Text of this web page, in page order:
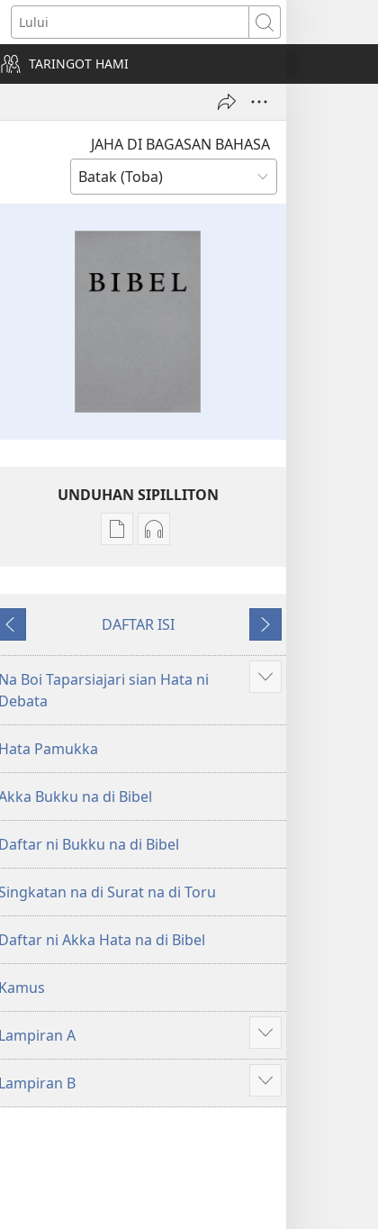
Lului
TARINGOT HAMI
JAHA DI BAGASAN BAHASA
UNDUHAN SIPILLITON
Sipilliton
Hata
Debata
tu
Naeng
Mangolu
di
Tano
na
Imbaru
Sipiliton
Hata
Debata
tu
Naeng
di
Tano
na
Imbaru
Andorang
DAFTAR ISI
Na
Mangihut
Na Boi Taparsiajari sian Hata ni
Debata
Patudu
umgodang
Hata Pamukka
Bukku na di Bibel
Daftar ni Bukku na di Bibel
na di Surat na di Toru
Daftar ni Akka Hata na di Bibel
Kamus
Lampiran A
Patudu
na
umgodang
Lampiran B
Patudu
na